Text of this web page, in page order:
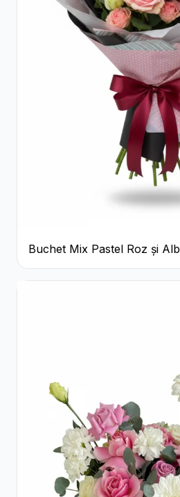
Buchet Mix Pastel Roz și Alb